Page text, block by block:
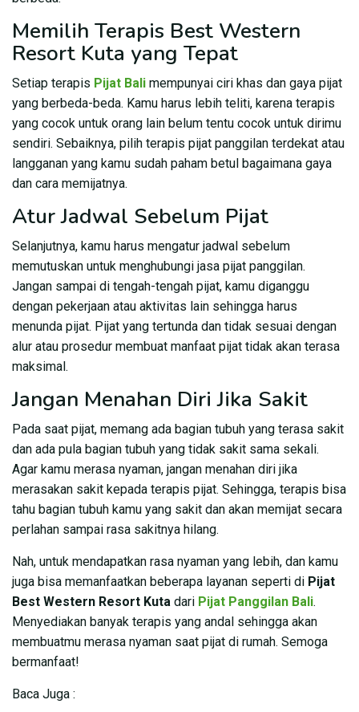
Memilih Terapis Best Western
Resort Kuta yang Tepat
Setiap terapis Pijat Bali mempunyai ciri khas dan gaya pijat
yang berbeda-beda. Kamu harus lebih teliti, karena terapis
yang cocok untuk orang lain belum tentu cocok untuk dirimu
sendiri. Sebaiknya, pilih terapis pijat panggilan terdekat atau
langganan yang kamu sudah paham betul bagaimana gaya
dan cara memijatnya.
Atur Jadwal Sebelum Pijat
Selanjutnya, kamu harus mengatur jadwal sebelum
memutuskan untuk menghubungi jasa pijat panggilan.
Jangan sampai di tengah-tengah pijat, kamu diganggu
dengan pekerjaan atau aktivitas lain sehingga harus
menunda pijat. Pijat yang tertunda dan tidak sesuai dengan
alur atau prosedur membuat manfaat pijat tidak akan terasa
maksimal.
Jangan Menahan Diri Jika Sakit
Pada saat pijat, memang ada bagian tubuh yang terasa sakit
dan ada pula bagian tubuh yang tidak sakit sama sekali.
Agar kamu merasa nyaman, jangan menahan diri jika
merasakan sakit kepada terapis pijat. Sehingga, terapis bisa
tahu bagian tubuh kamu yang sakit dan akan memijat secara
perlahan sampai rasa sakitnya hilang.
Nah, untuk mendapatkan rasa nyaman yang lebih, dan kamu
juga bisa memanfaatkan beberapa layanan seperti di Pijat
Best Western Resort Kuta dari Pijat Panggilan Bali.
Menyediakan banyak terapis yang andal sehingga akan
membuatmu merasa nyaman saat pijat di rumah. Semoga
bermanfaat!
Baca Juga :